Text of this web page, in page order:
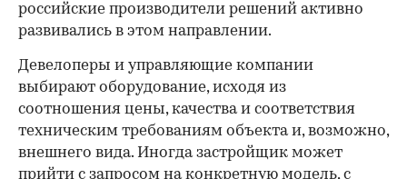
российские производители решений активно
развивались в этом направлении.
Девелоперы и управляющие компании
выбирают оборудование, исходя из
соотношения цены, качества и соответствия
техническим требованиям объекта и, возможно,
внешнего вида. Иногда застройщик может
прийти с запросом на конкретную модель, с